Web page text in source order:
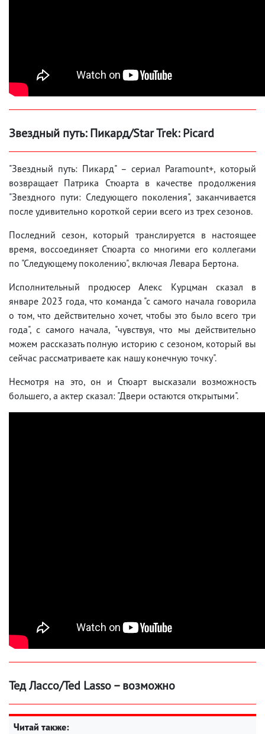
Звездный путь: Пикард/Star Trek: Picard
"Звездный путь: Пикард" – сериал Paramount+, который
возвращает Патрика Стюарта в качестве продолжения
"Звездного пути: Следующего поколения", заканчивается
после удивительно короткой серии всего из трех сезонов.
Последний сезон, который транслируется в настоящее
время, воссоединяет Стюарта со многими его коллегами
по "Следующему поколению", включая Левара Бертона.
Исполнительный продюсер Алекс Курцман сказал в
январе 2023 года, что команда "с самого начала говорила
о том, что действительно хочет, чтобы это было всего три
года", с самого начала, "чувствуя, что мы действительно
можем рассказать полную историю с сезоном, который вы
сейчас рассматриваете как нашу конечную точку".
Несмотря на это, он и Стюарт высказали возможность
большего, а актер сказал: "Двери остаются открытыми".
Тед Лассо/Ted Lasso – возможно
Читай также: